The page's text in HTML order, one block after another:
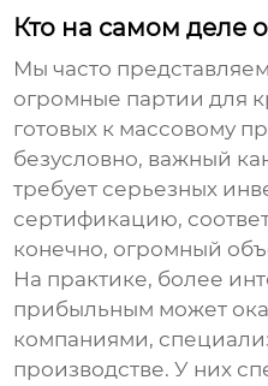
Кто на самом деле
Мы часто
огромные партии для
готовых к массовому
безусловно, важный
требует серьезных
сертификацию,
конечно, огромный
На практике, более
прибыльным может
компаниями,
производстве. У них